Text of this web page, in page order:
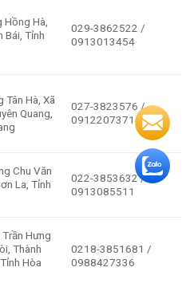
Hà,
Bái, Tỉnh
029-3862522 /
0913013454
Hà, Xã
Quang,
027-3823576 /
0912207371
Chu Văn
La, Tỉnh
022-3853632 /
0913085511
Hưng
Thành
Hòa
0218-3851681 /
0988427336